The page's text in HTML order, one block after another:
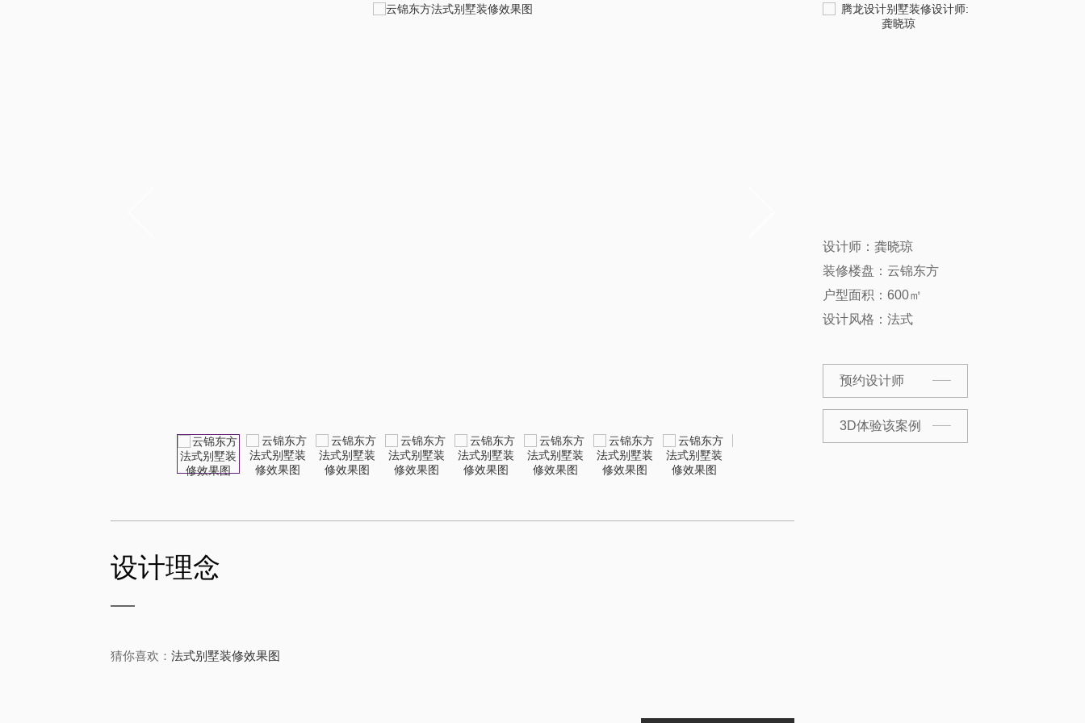
设计理念
猜你喜欢： 法式别墅装修效果图
设计师：龚晓琼
装修楼盘：云锦东方
户型面积：600㎡
设计风格：法式
预约设计师
3D体验该案例